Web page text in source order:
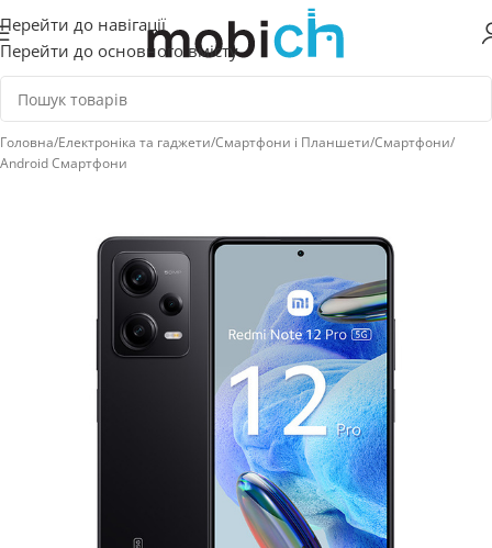
Перейти до навігації
Перейти до основного вмісту
Головна/Електроніка та гаджети/Смартфони і Планшети/Смартфони/
Android Смартфони